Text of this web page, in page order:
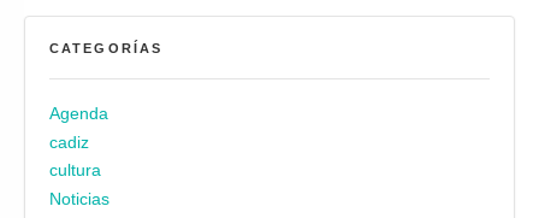
CATEGORÍAS
Agenda
cadiz
cultura
Noticias